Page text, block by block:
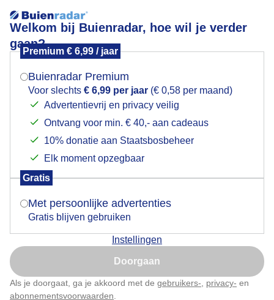
Welkom bij Buienradar, hoe wil je verder
gaan?
Premium € 6,99 / jaar
Buienradar Premium
Voor slechts € 6,99 per jaar (€ 0,58 per maand)
Advertentievrij en privacy veilig
Ontvang voor min. € 40,- aan cadeaus
10% donatie aan Staatsbosbeheer
Elk moment opzegbaar
Gratis
Met persoonlijke advertenties
Gratis blijven gebruiken
Instellingen
Doorgaan
Als je doorgaat, ga je akkoord met de gebruikers- privacy- en
abonnementsvoorwaarden
Net niet op tijd binnen voor de regen
voor de regen. Helaas net te laat
Door: Ilse Kootkar
Mogen we je locatie gebruiken voor het
Indien je hier nog geen akkoord op hebt gegeven,
verschijnt er zo een pop-up uit je browser waarin
Is goed, toon de popup
Nu niet, misschien later
Klik hierom dit aan te passen